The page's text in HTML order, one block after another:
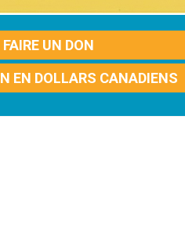
FAIRE UN DON
EN DOLLARS CANADIENS